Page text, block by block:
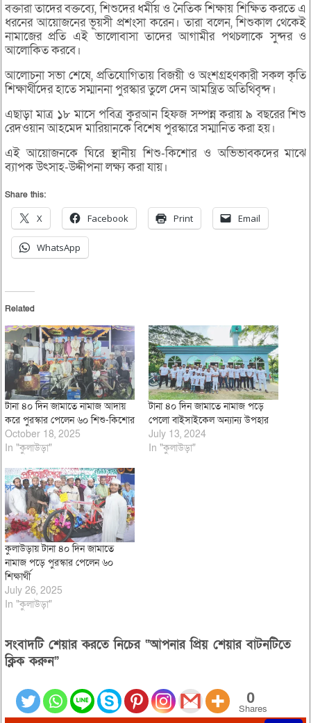
‎‎বক্তারা তাদের বক্তব্যে, শিশুদের ধর্মীয় ও নৈতিক শিক্ষায় শিক্ষিত করতে এ
ধরনের আয়োজনের ভূয়সী প্রশংসা করেন। তারা বলেন, শিশুকাল থেকেই
নামাজের প্রতি এই ভালোবাসা তাদের আগামীর পথচলাকে সুন্দর ও
আলোকিত করবে।
‎‎আলোচনা সভা শেষে, প্রতিযোগিতায় বিজয়ী ও অংশগ্রহণকারী সকল কৃতি
শিক্ষার্থীদের হাতে সম্মাননা পুরস্কার তুলে দেন আমন্ত্রিত অতিথিবৃন্দ।
‎এছাড়া মাত্র ১৮ মাসে পবিত্র কুরআন হিফজ সম্পন্ন করায় ৯ বছরের শিশু
রেদওয়ান আহমেদ মারিয়ানকে বিশেষ পুরস্কারে সম্মানিত করা হয়।
‎এই আয়োজনকে ঘিরে স্থানীয় শিশু-কিশোর ও অভিভাবকদের মাঝে
ব্যাপক উৎসাহ-উদ্দীপনা লক্ষ্য করা যায়।
Share this:
X Facebook Print Email
WhatsApp
Related
টানা ৪০ দিন জামাতে নামাজ আদায়
করে পুরস্কার পেলেন ৬০ শিশু-কিশোর
October 18, 2025
In "কুলাউড়া"
টানা ৪০ দিন জামাতে নামাজ পড়ে
পেলো বাইসাইকেল অন্যান্য উপহার
July 13, 2024
In "কুলাউড়া"
কুলাউড়ায় টানা ৪০ দিন জামাতে
নামাজ পড়ে পুরস্কার পেলেন ৬০
শিক্ষার্থী
July 26, 2025
In "কুলাউড়া"
সংবাদটি শেয়ার করতে নিচের “আপনার প্রিয় শেয়ার বাটনটিতে
ক্লিক করুন”
0
Shares